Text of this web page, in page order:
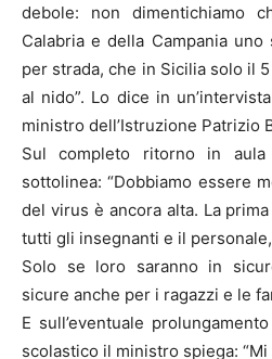
debole: non dimentichiamo
Calabria e della Campania
per strada, che in Sicilia solo il
al nido”. Lo dice in
ministro dell’Istruzione Patrizio
Sul completo ritorno in aula
sottolinea: “Dobbiamo essere
del virus è ancora alta. La
tutti gli insegnanti e il
Solo se loro saranno in
sicure anche per i ragazzi e le
E sull’eventuale
scolastico il ministro spiega: